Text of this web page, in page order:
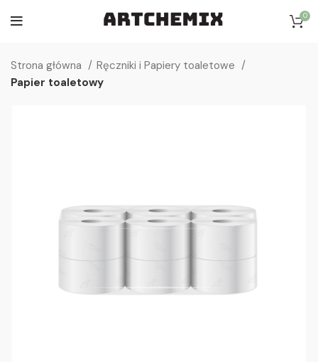
0
Strona główna
Ręczniki i Papiery toaletowe
Papier toaletowy